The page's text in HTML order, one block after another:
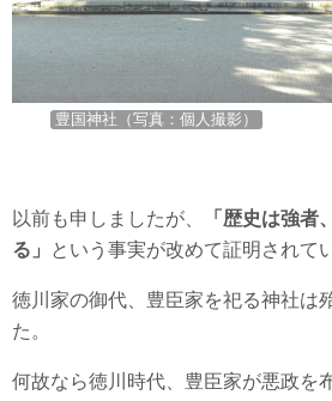
豊国神社（写真：個人撮影）
以前も申しましたが、
「歴史は強者
る」
という事実が改めて証明されて
徳川家の御代、豊臣家を祀る神社は
た。
何故なら徳川時代、豊臣家が悪政を